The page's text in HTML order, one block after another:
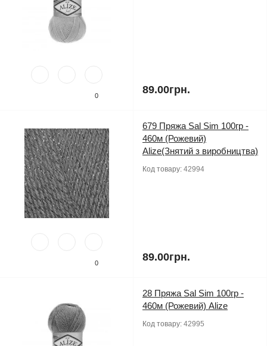
0 89.00грн.
0
679 Пряжа Sal Sim 100гр -
460м (Рожевий)
Alize(Знятий з виробництва)
Код товару: 42994
89.00грн.
28 Пряжа Sal Sim 100гр -
460м (Рожевий) Alize
Код товару: 42995